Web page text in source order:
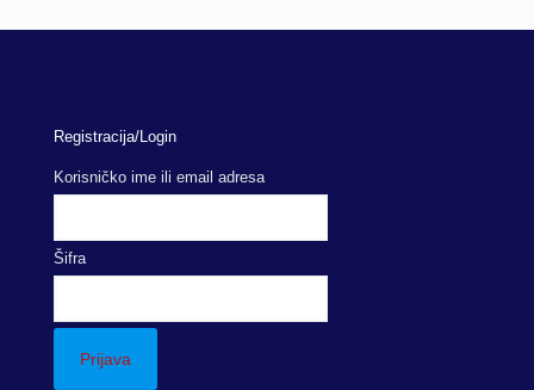
Registracija/Login
Korisničko ime ili email adresa
Šifra